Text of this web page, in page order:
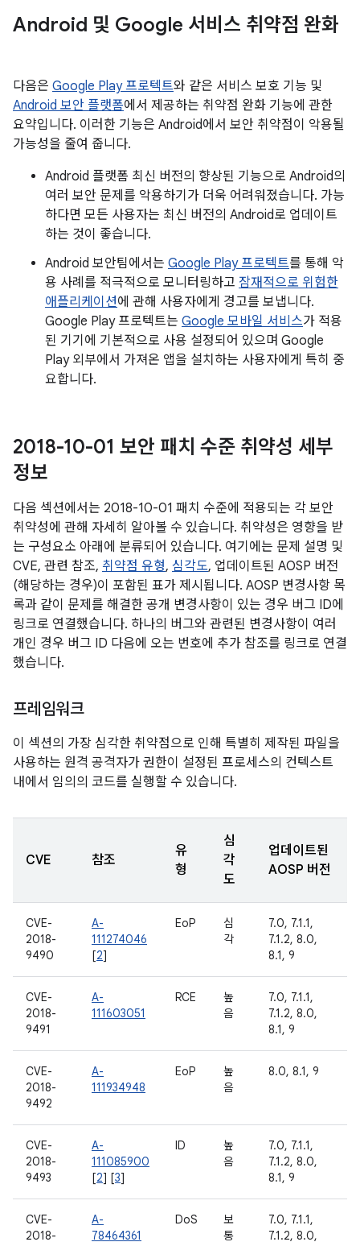
Android 및 Google 서비스 취약점 완화
다음은 Google Play 프로텍트와 같은 서비스 보호 기능 및
Android 보안 플랫폼에서 제공하는 취약점 완화 기능에 관한
요약입니다. 이러한 기능은 Android에서 보안 취약점이 악용될
가능성을 줄여 줍니다.
Android 플랫폼 최신 버전의 향상된 기능으로 Android의
여러 보안 문제를 악용하기가 더욱 어려워졌습니다. 가능
하다면 모든 사용자는 최신 버전의 Android로 업데이트
하는 것이 좋습니다.
Android 보안팀에서는 Google Play 프로텍트를 통해 악
용 사례를 적극적으로 모니터링하고 잠재적으로 위험한
애플리케이션에 관해 사용자에게 경고를 보냅니다.
Google Play 프로텍트는 Google 모바일 서비스가 적용
된 기기에 기본적으로 사용 설정되어 있으며 Google
Play 외부에서 가져온 앱을 설치하는 사용자에게 특히 중
요합니다.
2018-10-01 보안 패치 수준 취약성 세부
정보
다음 섹션에서는 2018-10-01 패치 수준에 적용되는 각 보안
취약성에 관해 자세히 알아볼 수 있습니다. 취약성은 영향을 받
는 구성요소 아래에 분류되어 있습니다. 여기에는 문제 설명 및
CVE, 관련 참조, 취약점 유형, 심각도, 업데이트된 AOSP 버전
(해당하는 경우)이 포함된 표가 제시됩니다. AOSP 변경사항 목
록과 같이 문제를 해결한 공개 변경사항이 있는 경우 버그 ID에
링크로 연결했습니다. 하나의 버그와 관련된 변경사항이 여러
개인 경우 버그 ID 다음에 오는 번호에 추가 참조를 링크로 연결
했습니다.
프레임워크
이 섹션의 가장 심각한 취약점으로 인해 특별히 제작된 파일을
사용하는 원격 공격자가 권한이 설정된 프로세스의 컨텍스트
내에서 임의의 코드를 실행할 수 있습니다.
CVE 참조
유
형
심
각
도
업데이트된
AOSP 버전
CVE-
2018-
9490
A-
111274046
[2]
EoP
심
각
7.0, 7.1.1,
7.1.2, 8.0,
8.1, 9
CVE-
2018-
9491
A-
111603051
RCE
높
음
7.0, 7.1.1,
7.1.2, 8.0,
8.1, 9
CVE-
2018-
9492
A-
111934948
EoP
높
음
8.0, 8.1, 9
CVE-
2018-
9493
A-
111085900
[2] [3]
ID
높
음
7.0, 7.1.1,
7.1.2, 8.0,
8.1, 9
CVE-
2018-
A-
78464361
DoS
보
통
7.0, 7.1.1,
7.1.2, 8.0,